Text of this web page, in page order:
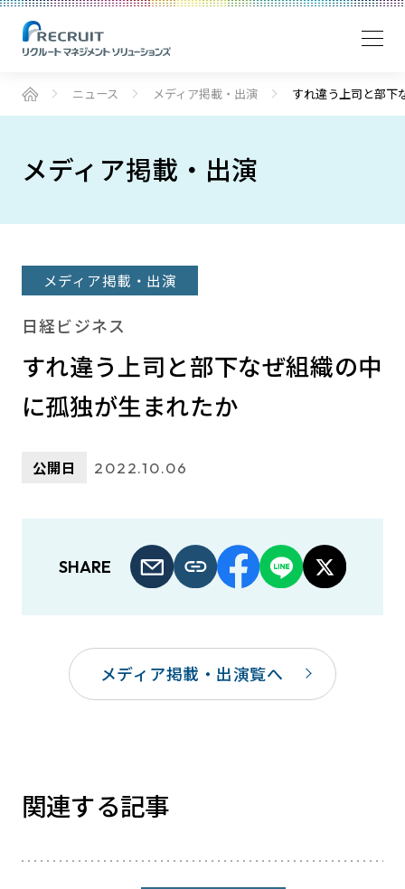
ニュース メディア掲載・出演 すれ違う上司と部下
メディア掲載・出演
メディア掲載・出演
日経ビジネス
すれ違う上司と部下なぜ組織の中
に孤独が生まれたか
公開日 2022.10.06
SHARE
メディア掲載・出演覧へ
関連する記事